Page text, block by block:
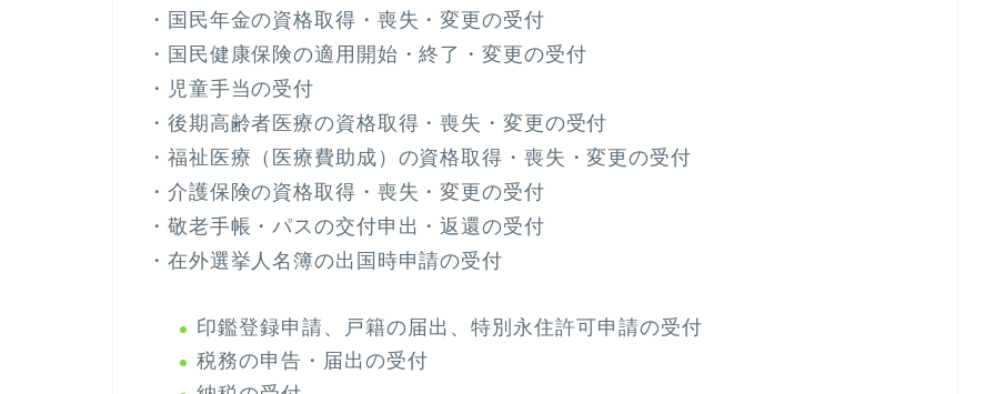
・国民年金の資格取得・喪失・変更の受付
・国民健康保険の適用開始・終了・変更の受付
・児童手当の受付
・後期高齢者医療の資格取得・喪失・変更の受付
・福祉医療（医療費助成）の資格取得・喪失・変更の受付
・介護保険の資格取得・喪失・変更の受付
・敬老手帳・パスの交付申出・返還の受付
・在外選挙人名簿の出国時申請の受付
印鑑登録申請、戸籍の届出、特別永住許可申請の受付
税務の申告・届出の受付